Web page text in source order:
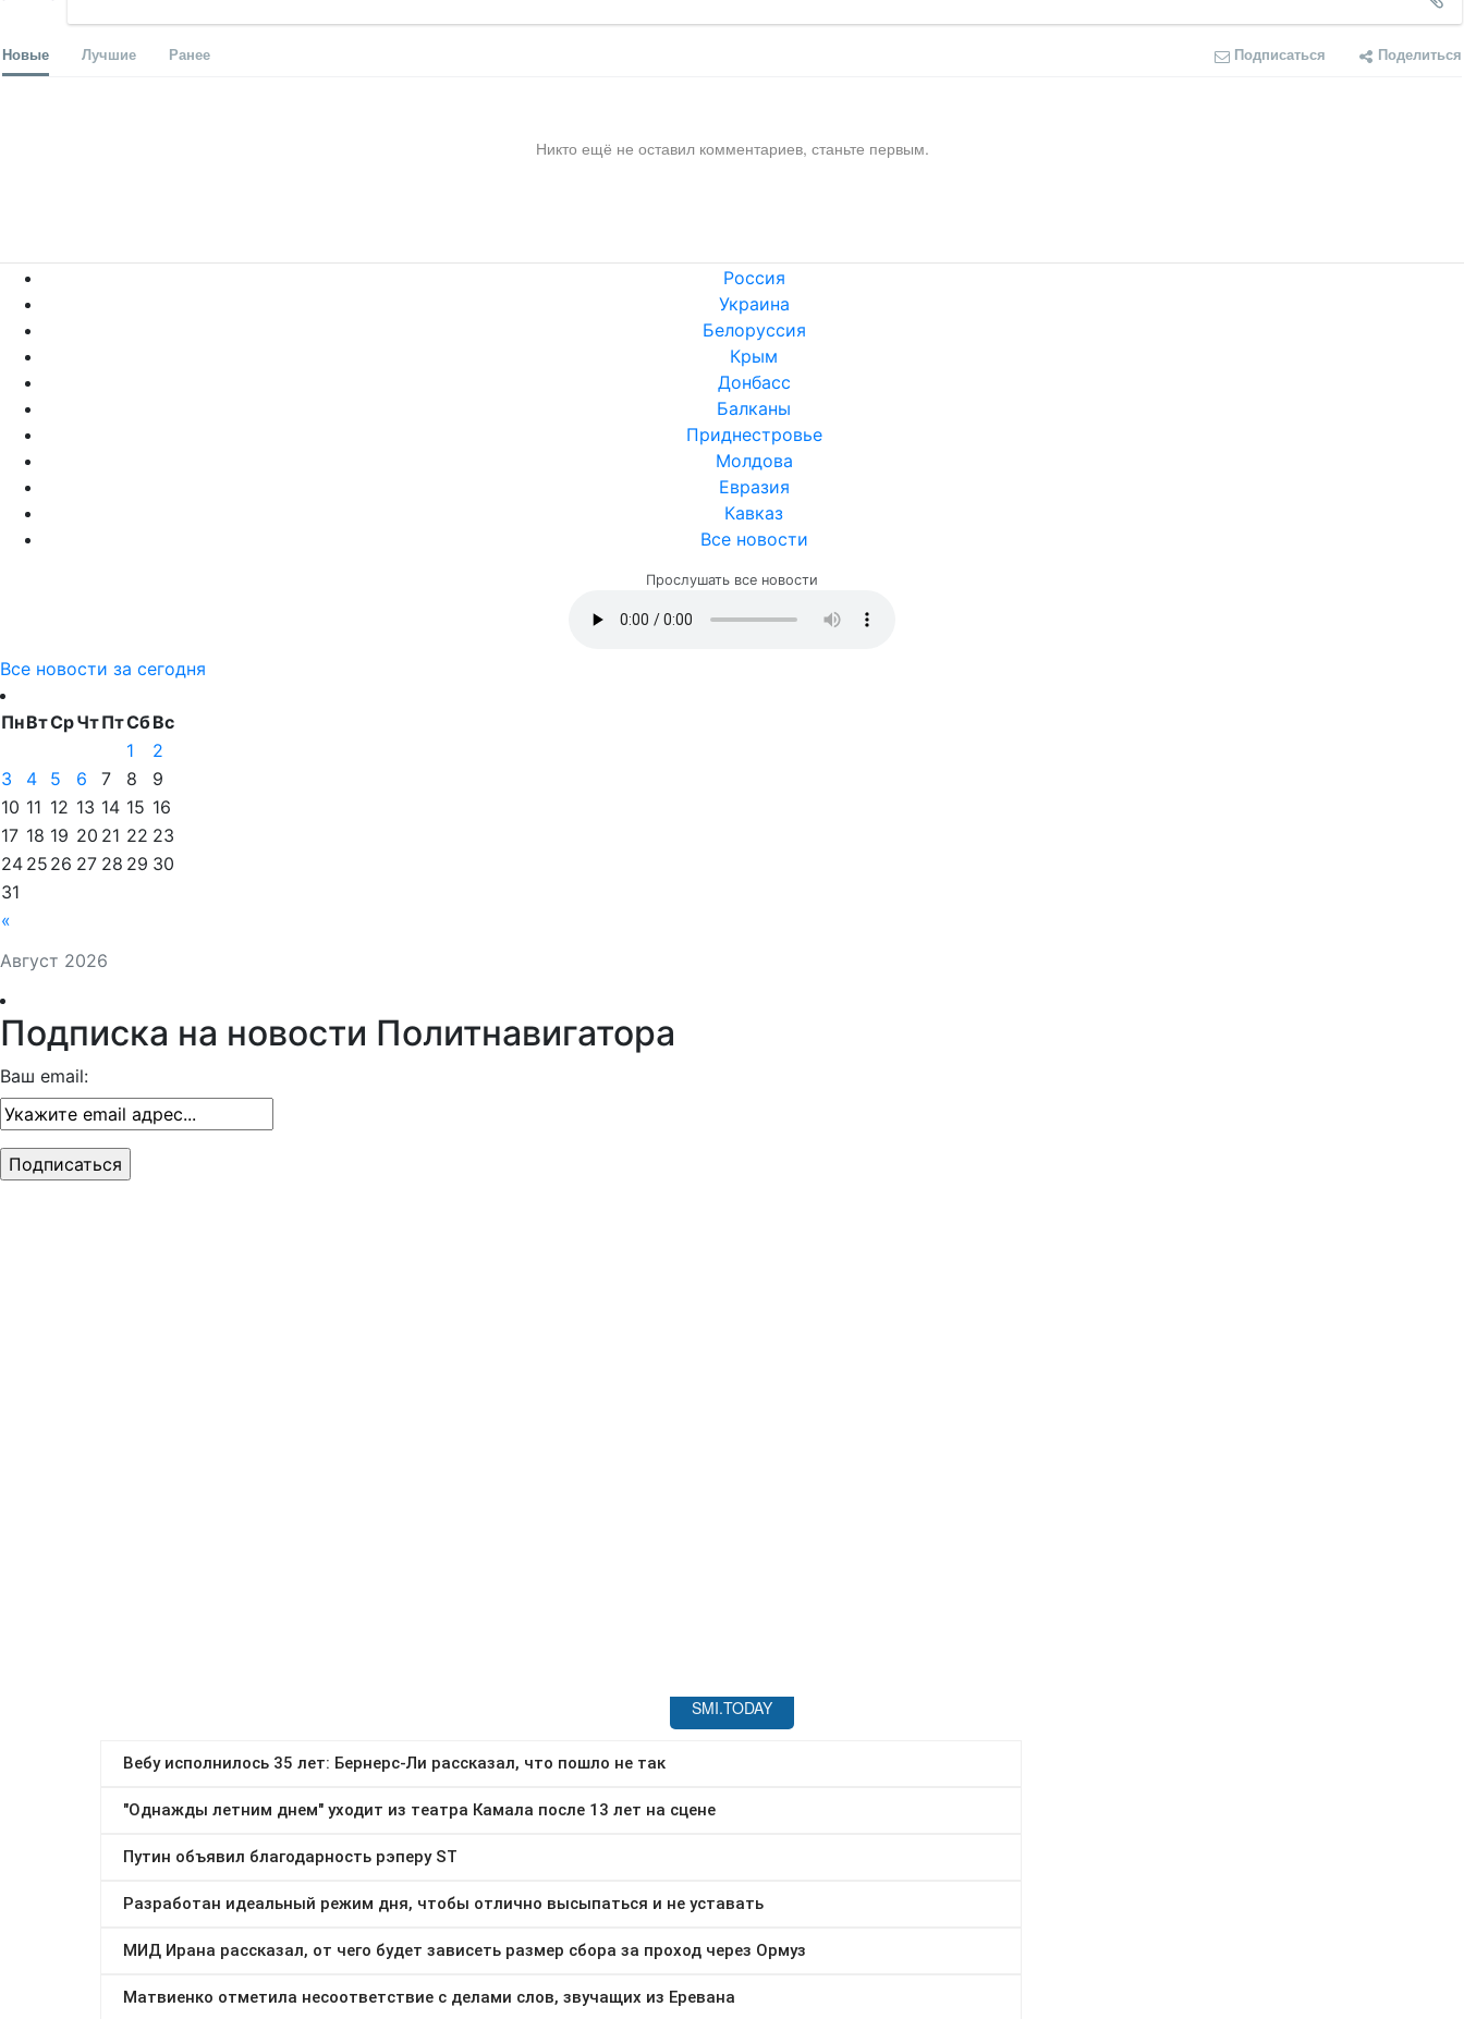
Новые Лучшие Ранее Подписаться Поделиться
Никто ещё не оставил комментариев, станьте первым.
Россия
Украина
Белоруссия
Крым
Донбасс
Балканы
Приднестровье
Молдова
Евразия
Кавказ
Все новости
Прослушать все новости
Все новости за сегодня
Август 2026
ПнВтСрЧтПтСбВс
«
1
2
3
4 5 6 7 8
9
10 11 12 13 14 15 16
17 18 19 20 21 22 23
24 25 26 27 28 29 30
31
Подписка на новости Политнавигатора
Ваш email: